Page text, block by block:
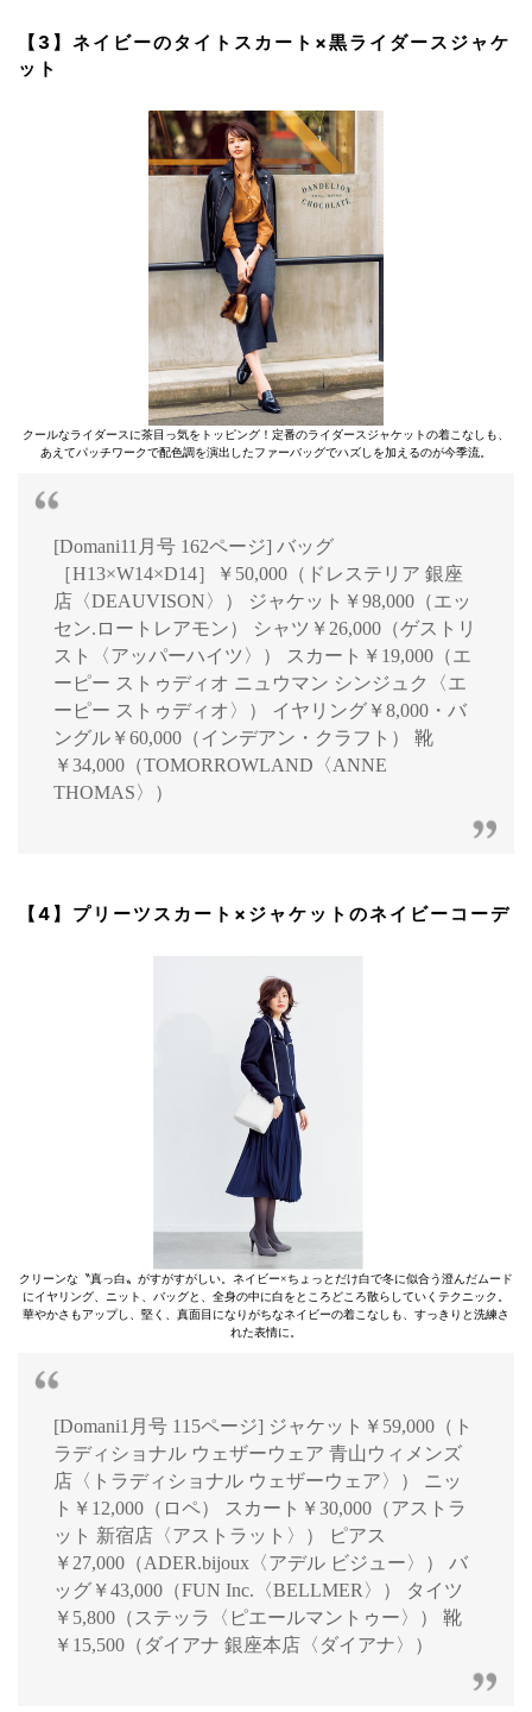
【3】ネイビーのタイトスカート×黒ライダースジャケ
ット
クールなライダースに茶目っ気をトッピング！定番のライダースジャケットの着こなしも、
あえてパッチワークで配色調を演出したファーバッグでハズしを加えるのが今季流。
[Domani11月号 162ページ] バッグ
［H13×W14×D14］￥50,000（ドレステリア 銀座
店〈DEAUVISON〉） ジャケット￥98,000（エッ
セン.ロートレアモン） シャツ￥26,000（ゲストリ
スト〈アッパーハイツ〉） スカート￥19,000（エ
ーピー ストゥディオ ニュウマン シンジュク〈エ
ーピー ストゥディオ〉） イヤリング￥8,000・バ
ングル￥60,000（インデアン・クラフト） 靴
￥34,000（TOMORROWLAND〈ANNE
THOMAS〉）
【4】プリーツスカート×ジャケットのネイビーコーデ
クリーンな〝真っ白〟がすがすがしい。ネイビー×ちょっとだけ白で冬に似合う澄んだムード
にイヤリング、ニット、バッグと、全身の中に白をところどころ散らしていくテクニック。
華やかさもアップし、堅く、真面目になりがちなネイビーの着こなしも、すっきりと洗練さ
れた表情に。
[Domani1月号 115ページ] ジャケット￥59,000（ト
ラディショナル ウェザーウェア 青山ウィメンズ
店〈トラディショナル ウェザーウェア〉） ニッ
ト￥12,000（ロペ） スカート￥30,000（アストラ
ット 新宿店〈アストラット〉） ピアス
￥27,000（ADER.bijoux〈アデル ビジュー〉） バ
ッグ￥43,000（FUN Inc.〈BELLMER〉） タイツ
￥5,800（ステッラ〈ピエールマントゥー〉） 靴
￥15,500（ダイアナ 銀座本店〈ダイアナ〉）